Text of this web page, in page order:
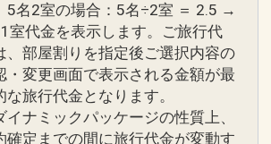
援】（滞在中1回）
お赤飯をご用意
「お問合せ・ご要望等メ
はご予約後「マイページ」
旨、ご記入ください。
5名2室の場合：5名÷2室 ＝ 2.5 →
室代金を表示します。ご旅行代
、部屋割りを指定後ご選択内容の
・変更画面で表示される金額が最
な旅行代金となります。
イナミックパッケージの性質上、
確定までの間に旅行代金が変動す